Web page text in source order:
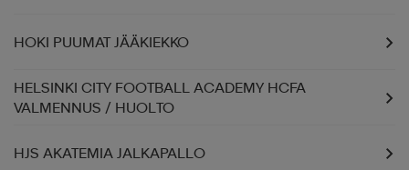
HOKI PUUMAT JÄÄKIEKKO
HELSINKI CITY FOOTBALL ACADEMY HCFA
VALMENNUS / HUOLTO
HJS AKATEMIA JALKAPALLO